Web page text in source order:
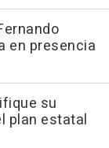
en presencia
su
plan estatal